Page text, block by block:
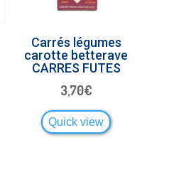
Carrés légumes
carotte betterave
CARRES FUTES
3,70€
Quick view